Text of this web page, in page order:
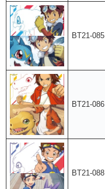
BT21-085
BT21-086
BT21-088